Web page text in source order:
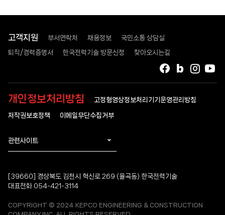
고객지원 부서연락처 채용정보 국민소통 상담실
퇴직/경력증명서 한국전력기술 방문신청 찾아오시는길
인스
블로그
페이스북
개인정보처리방침 고정형영상정보처리기기운영관리방침
저작권보호정책 이메일무단수집거부
관련사이트
[39660] 경상북도 김천시 혁신로 269 (율곡동) 한국전력기술
대표전화 054-421-3114
COPYRIGHT © 2024 KEPCO ENGINEERING & CONSTRUCTION